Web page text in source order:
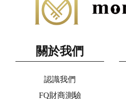
關於我們
認識我們
FQ財商測驗